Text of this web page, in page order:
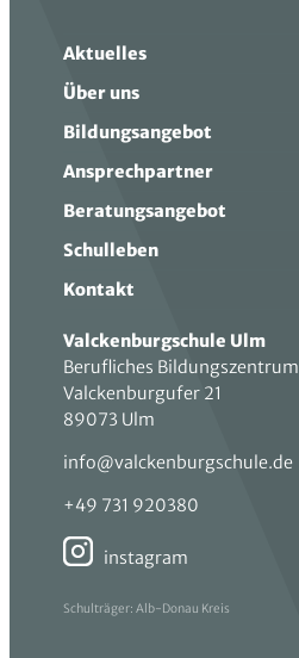
Aktuelles
Über uns
Bildungsangebot
Ansprechpartner
Beratungsangebot
Schulleben
Kontakt
Valckenburgschule Ulm
Berufliches Bildungszentrum
Valckenburgufer 21
89073 Ulm
info@valckenburgschule.de
+49 731 920380
instagram
Schulträger: Alb-Donau Kreis